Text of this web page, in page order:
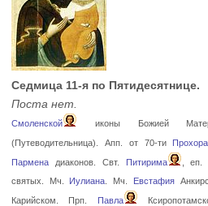
Седмица 11-я по Пятидесятнице.
Поста нет.
Смоленской
иконы Божией
(Путеводительница). Апп. от 70-ти Прохора
Парменадиаконов. Свт. Питирима , еп.
святых. Мч. Иулиана . Мч. Евстафия
Карийском. Прп.
Павла